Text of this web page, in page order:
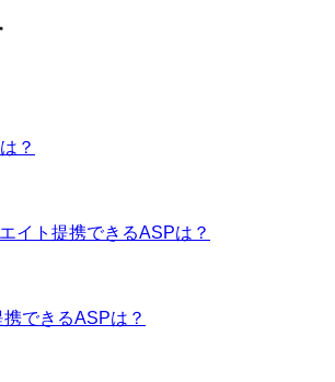
？
イト提携できるASPは？
できるASPは？